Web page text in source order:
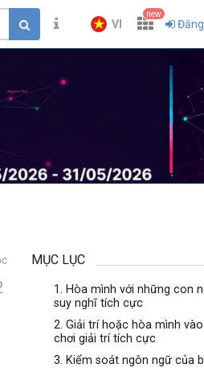
VI
new
MỤC LỤC
1. Hòa mình với những con
suy nghĩ tích cực
2. Giải trí hoặc hòa mình
chơi giải trí tích cực
3. Kiểm soát ngôn ngữ của